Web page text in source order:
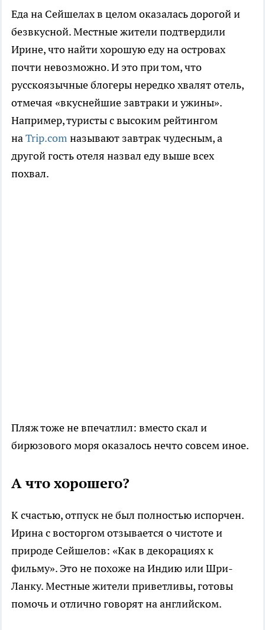
Еда на Сейшелах в целом оказалась дорогой и
безвкусной. Местные жители подтвердили
Ирине, что найти хорошую еду на островах
почти невозможно. И это при том, что
русскоязычные блогеры нередко хвалят отель,
отмечая «вкуснейшие завтраки и ужины».
Например, туристы с высоким рейтингом
наTrip.com называют завтрак чудесным, а
другой гость отеля назвал еду выше всех
похвал.
Пляж тоже не впечатлил: вместо скал и
бирюзового моря оказалось нечто совсем иное.
А что хорошего?
К счастью, отпуск не был полностью испорчен.
Ирина с восторгом отзывается о чистоте и
природе Сейшелов: «Как в декорациях к
фильму». Это не похоже на Индию или Шри-
Ланку. Местные жители приветливы, готовы
помочь и отлично говорят на английском.